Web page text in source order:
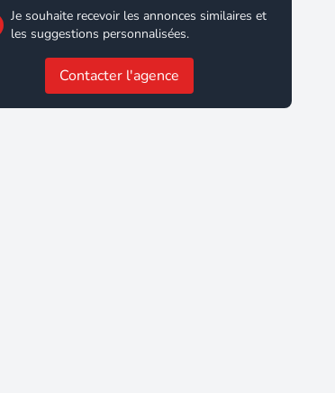
Je souhaite recevoir les annonces similaires et
les suggestions personnalisées.
Contacter l'agence